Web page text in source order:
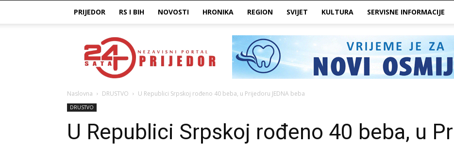
PRIJEDOR RS I BIH NOVOSTI HRONIKA REGION SVIJET KULTURA SERVISNE INFORMACIJE
Prijedor24H
Naslovna DRUSTVO U Republici Srpskoj rođeno 40 beba, u Prijedoru JEDNA beba
DRUSTVO
U Republici Srpskoj rođeno 40 beba, u